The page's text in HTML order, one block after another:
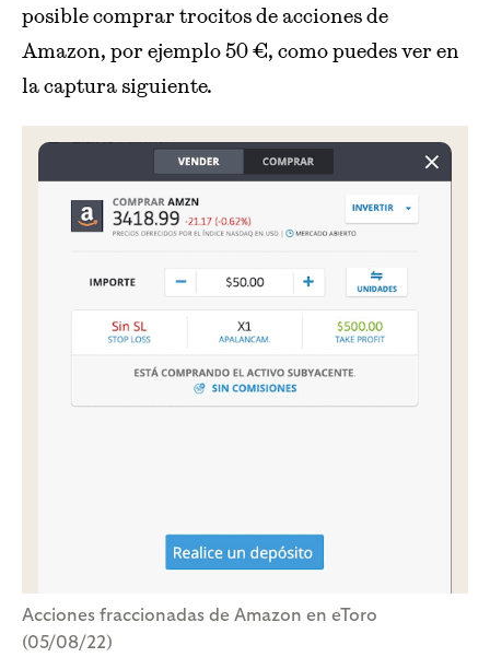
posible comprar trocitos de acciones de
Amazon, por ejemplo 50 €, como puedes ver en
la captura siguiente.
Acciones fraccionadas de Amazon en eToro
(05/08/22)